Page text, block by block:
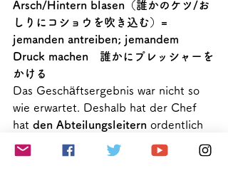
Arsch/Hintern blasen（誰かのケツ/お
しりにコショウを吹き込む）=
jemanden antreiben; jemandem
Druck machen　誰かにプレッシャーを
かける
Das Geschäftsergebnis war nicht so
wie erwartet. Deshalb hat der Chef
hat den Abteilungsleitern ordentlich
Pfeffer in den Arsch geblasen
.　業績
が予想したほどではなかったので、社